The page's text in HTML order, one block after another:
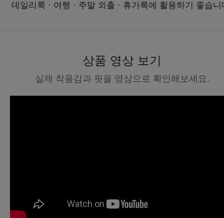
데일리룩 · 여행 · 주말 외출 · 휴가룩에 활용하기 좋습니
상품 영상 보기
실제 착용감과 핏을 영상으로 확인해보세요.